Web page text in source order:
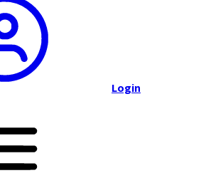
Login